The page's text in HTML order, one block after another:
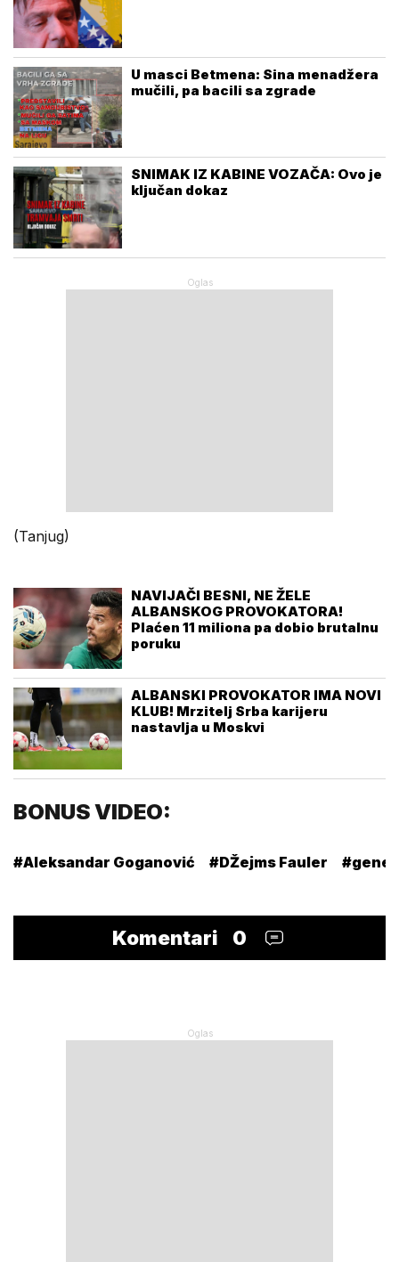
U masci Betmena: Sina menadžera
mučili, pa bacili sa zgrade
SNIMAK IZ KABINE VOZAČA: Ovo je
ključan dokaz
(Tanjug)
NAVIJAČI BESNI, NE ŽELE
ALBANSKOG PROVOKATORA!
Plaćen 11 miliona pa dobio brutalnu
poruku
ALBANSKI PROVOKATOR IMA NOVI
KLUB! Mrzitelj Srba karijeru
nastavlja u Moskvi
BONUS VIDEO:
#Aleksandar Goganović #DŽejms Fauler
Komentari 0